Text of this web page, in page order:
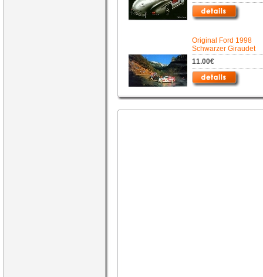
Original Ford 1998
Schwarzer Giraudet
11.00€